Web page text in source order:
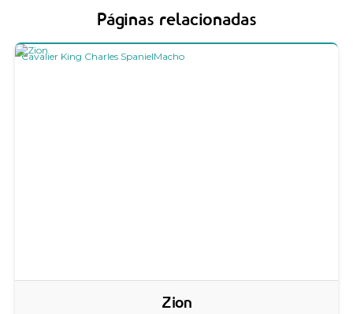
Páginas relacionadas
Zion
Cavalier King Charles SpanielMacho